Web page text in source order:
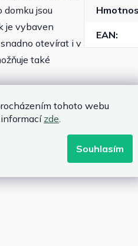
tohoto webu
informací zde.
Souhlasím
jsou
je vybaven
otevírat i v
také
EAN: